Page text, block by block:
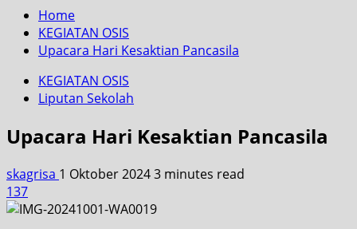
Home
KEGIATAN OSIS
Upacara Hari Kesaktian Pancasila
KEGIATAN OSIS
Liputan Sekolah
Upacara Hari Kesaktian Pancasila
skagrisa 1 Oktober 20243 minutes read
137